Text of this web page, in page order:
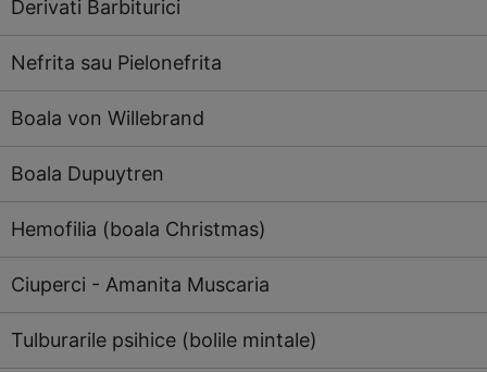
Derivati Barbiturici
Nefrita sau Pielonefrita
Boala von Willebrand
Boala Dupuytren
Hemofilia (boala Christmas)
Ciuperci - Amanita Muscaria
Tulburarile psihice (bolile mintale)